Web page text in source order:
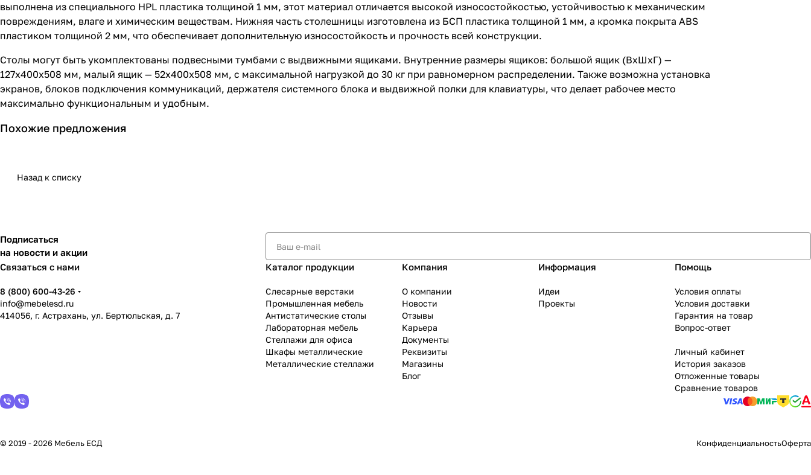
выполнена из специального HPL пластика толщиной 1 мм, этот материал отличается высокой износостойкостью, устойчивостью к механическим
повреждениям, влаге и химическим веществам. Нижняя часть столешницы изготовлена из БСП пластика толщиной 1 мм, а кромка покрыта ABS
пластиком толщиной 2 мм, что обеспечивает дополнительную износостойкость и прочность всей конструкции.
Столы могут быть укомплектованы подвесными тумбами с выдвижными ящиками. Внутренние размеры ящиков: большой ящик (ВхШхГ) —
127х400х508 мм, малый ящик — 52х400х508 мм, с максимальной нагрузкой до 30 кг при равномерном распределении. Также возможна установка
экранов, блоков подключения коммуникаций, держателя системного блока и выдвижной полки для клавиатуры, что делает рабочее место
максимально функциональным и удобным.
Похожие предложения
Назад к списку
Подписаться
на новости и акции
Связаться с нами
8 (800) 600-43-26
info@mebelesd.ru
414056, г. Астрахань, ул. Бертюльская, д. 7
Каталог продукции
Слесарные верстаки
Промышленная мебель
Антистатические столы
Лабораторная мебель
Стеллажи для офиса
Шкафы металлические
Металлические стеллажи
Компания
О компании
Новости
Отзывы
Карьера
Документы
Реквизиты
Магазины
Блог
Информация
Идеи
Проекты
Помощь
Условия оплаты
Условия доставки
Гарантия на товар
Вопрос-ответ
Личный кабинет
История заказов
Отложенные товары
Сравнение товаров
© 2019 - 2026 Мебель ЕСД КонфиденциальностьОферта